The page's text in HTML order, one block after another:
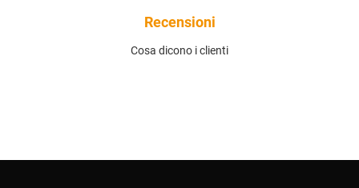
Recensioni
Cosa dicono i clienti